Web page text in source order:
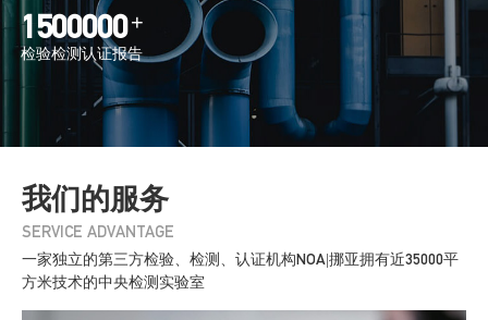
1500000+
检验检测认证报告
我们的服务
SERVICE ADVANTAGE
一家独立的第三方检验、检测、认证机构NOA|挪亚拥有近35000平
方米技术的中央检测实验室